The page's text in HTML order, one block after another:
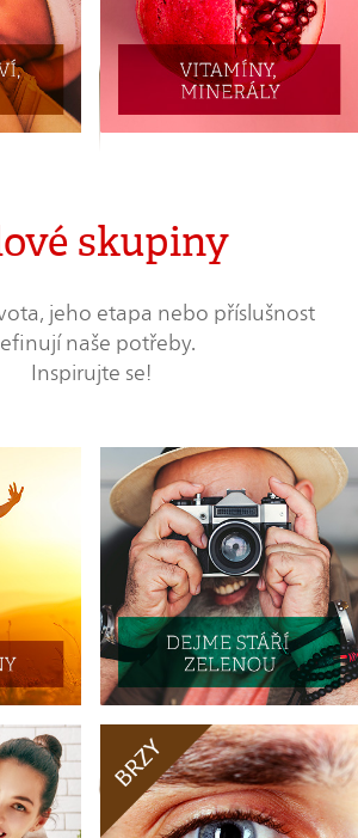
skupiny
jeho etapa nebo příslušnost
naše potřeby.
Inspirujte se!